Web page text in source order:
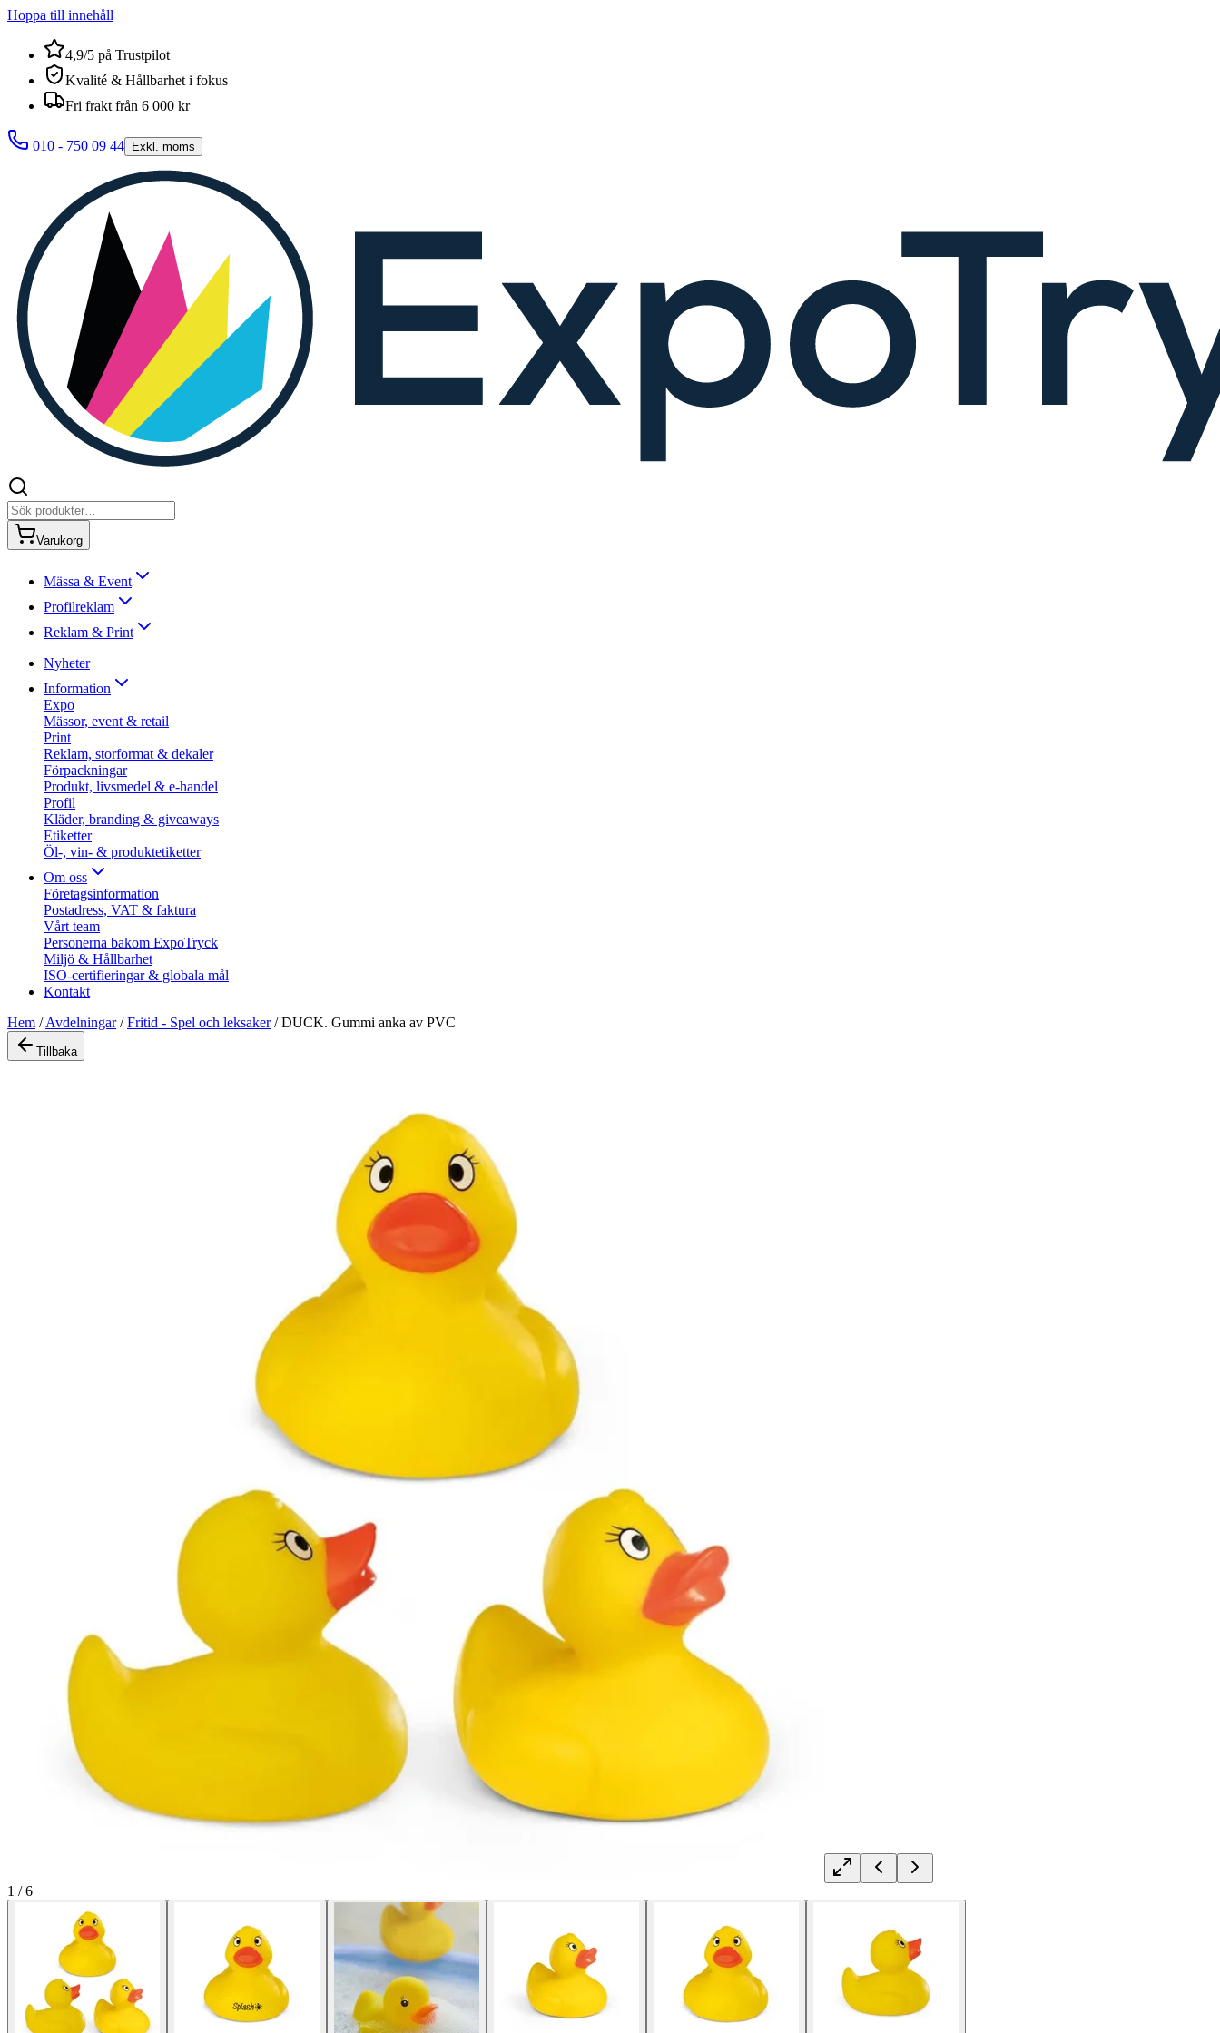
Hoppa till innehåll
4,9/5 på Trustpilot
Kvalité & Hållbarhet i fokus
Fri frakt från 6 000 kr
010 - 750 09 44 Exkl. moms
Varukorg
Mässa & Event
Profilreklam
Reklam & Print
Nyheter
Information
Expo
Mässor, event & retail
Print
Reklam, storformat & dekaler
Förpackningar
Produkt, livsmedel & e-handel
Profil
Kläder, branding & giveaways
Etiketter
Öl-, vin- & produktetiketter
Om oss
Företagsinformation
Postadress, VAT & faktura
Vårt team
Personerna bakom ExpoTryck
Miljö & Hållbarhet
ISO-certifieringar & globala mål
Kontakt
Hem /Avdelningar/Fritid - Spel och leksaker/DUCK. Gummi anka av PVC
Tillbaka
1 /6